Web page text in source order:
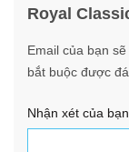
Royal
Email của bạn
bắt buộc được
Nhận xét của bạn